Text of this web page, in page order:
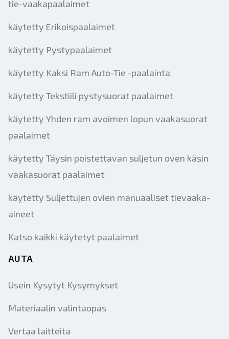
tie-vaakapaalaimet
käytetty Erikoispaalaimet
käytetty Pystypaalaimet
käytetty Kaksi Ram Auto-Tie -paalainta
käytetty Tekstiili pystysuorat paalaimet
käytetty Yhden ram avoimen lopun vaakasuorat
paalaimet
käytetty Täysin poistettavan suljetun oven käsin
vaakasuorat paalaimet
käytetty Suljettujen ovien manuaaliset tievaaka-
aineet
Katso kaikki käytetyt paalaimet
AUTA
Usein Kysytyt Kysymykset
Materiaalin valintaopas
Vertaa laitteita